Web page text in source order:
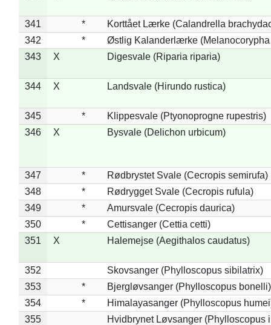
341 *
Korttået Lærke (Calandrella
342
*
Østlig Kalanderlærke (Melanocorypha
343
X Digesvale (Riparia riparia)
344 X Landsvale (Hirundo rustica)
345 *
Klippesvale (Ptyonoprogne rupestris)
346
X Bysvale (Delichon urbicum)
347 *
Rødbrystet Svale (Cecropis semirufa)
348
*
Rødrygget Svale (Cecropis rufula)
349
*
Amursvale (Cecropis daurica)
350
*
Cettisanger (Cettia cetti)
351
X Halemejse (Aegithalos caudatus)
352
Skovsanger (Phylloscopus sibilatrix)
353
*
Bjergløvsanger (Phylloscopus bonelli)
354
*
Himalayasanger (Phylloscopus
355
Hvidbrynet Løvsanger (Phylloscopus